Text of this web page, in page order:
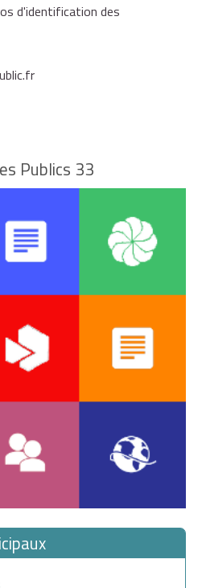
d'identification des
Publics 33